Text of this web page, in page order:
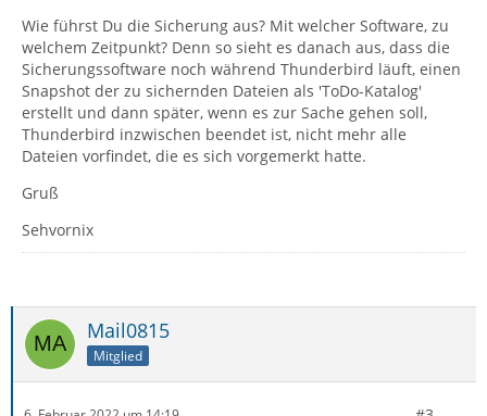
Wie führst Du die Sicherung aus? Mit welcher Software, zu
welchem Zeitpunkt? Denn so sieht es danach aus, dass die
Sicherungssoftware noch während Thunderbird läuft, einen
Snapshot der zu sichernden Dateien als 'ToDo-Katalog'
erstellt und dann später, wenn es zur Sache gehen soll,
Thunderbird inzwischen beendet ist, nicht mehr alle
Dateien vorfindet, die es sich vorgemerkt hatte.
Gruß
Sehvornix
Mail0815
Mitglied